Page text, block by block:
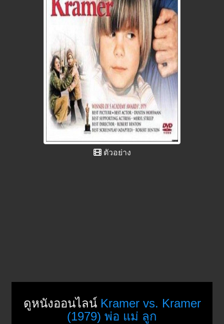
ตัวอย่าง
ดูหนังออนไลน์ Kramer vs. Kramer
(1979) พ่อ แม่ ลูก